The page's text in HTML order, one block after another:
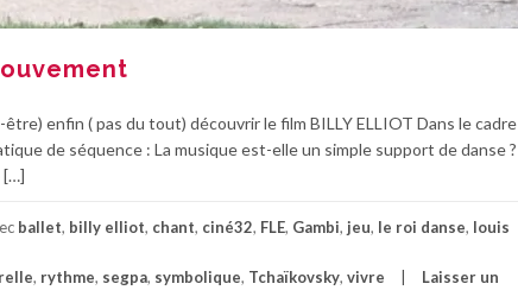
enfin ( pas du tout) découvrir le film BILLY ELLIOT Dans le cadre
de séquence : La musique est-elle un simple support de danse ?
[…]
ballet, billy elliot, chant, ciné32, FLE, Gambi, jeu, le roi danse, louis
, rythme, segpa, symbolique, Tchaïkovsky, vivre Laisser un